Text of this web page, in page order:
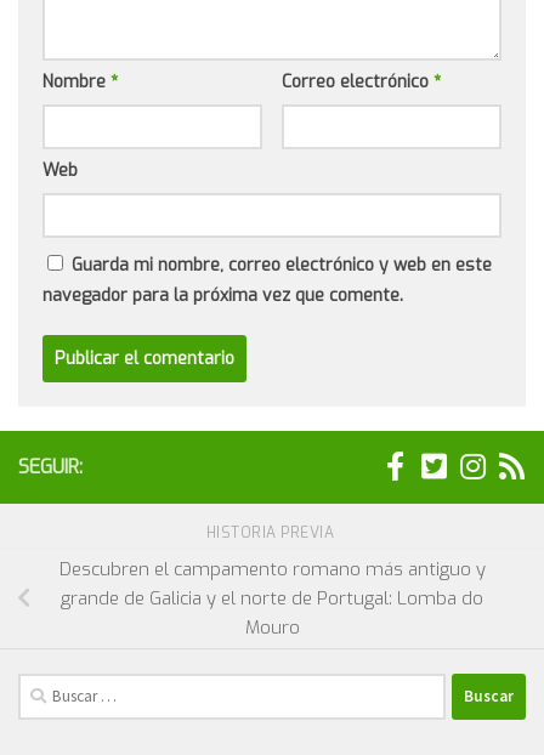
Nombre * Correo electrónico *
Web
Guarda mi nombre, correo electrónico y web en este
navegador para la próxima vez que comente.
SEGUIR:
HISTORIA PREVIA
Descubren el campamento romano más antiguo y
grande de Galicia y el norte de Portugal: Lomba do
Mouro
Buscar: